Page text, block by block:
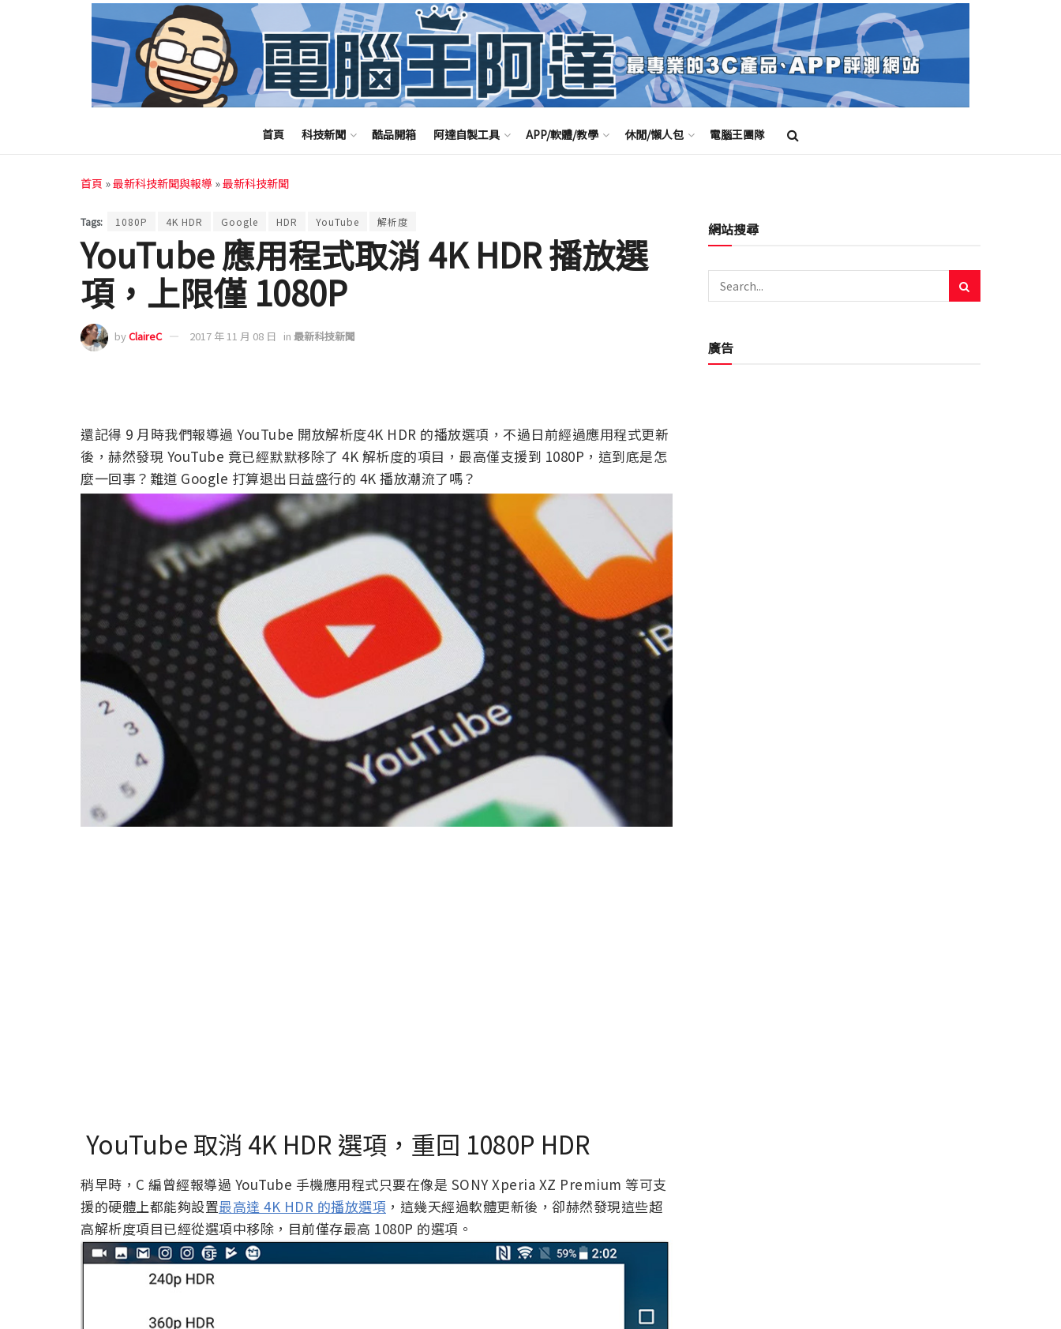
首頁 科技新聞 酷品開箱 阿達自製工具 APP/軟體/教學 休閒/懶人包 電腦王團隊
首頁 »最新科技新聞與報導 »最新科技新聞
Tags: 1080P 4K HDR Google HDR YouTube 解析度
YouTube 應用程式取消 4K HDR 播放選
項，上限僅 1080P
byClaireC 2017 年 11 月 08 日 in 最新科技新聞
還記得 9 月時我們報導過 YouTube 開放解析度4K HDR 的播放選項，不過日前經過應用程式更新
後，赫然發現 YouTube 竟已經默默移除了 4K 解析度的項目，最高僅支援到 1080P，這到底是怎
麼一回事？難道 Google 打算退出日益盛行的 4K 播放潮流了嗎？
YouTube 取消 4K HDR 選項，重回 1080P HDR
稍早時，C 編曾經報導過 YouTube 手機應用程式只要在像是 SONY Xperia XZ Premium 等可支
援的硬體上都能夠設置最高達 4K HDR 的播放選項 ，這幾天經過軟體更新後，卻赫然發現這些超
高解析度項目已經從選項中移除，目前僅存最高 1080P 的選項。
網站搜尋
廣告